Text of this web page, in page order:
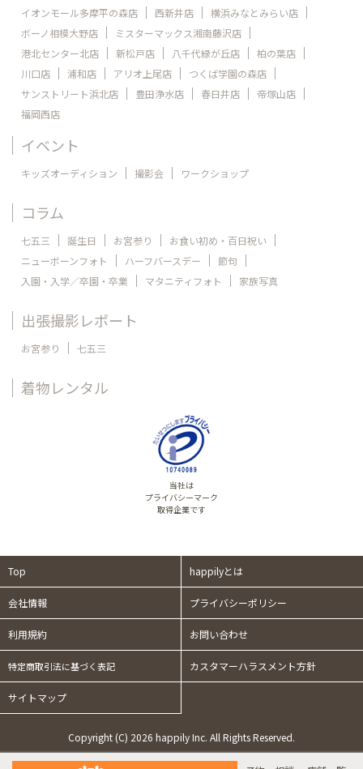
イオンモール多摩平の森店
西新井店
横浜みなとみらい店
ボーノ相模大野店
ミスターマックス湘南藤沢店
港北センター北店
新松戸店 八千代緑が丘店
柏の葉店
川口店
浦和店 アリオ上尾店
つくば学園の森店
サンストリート浜北店
豊田浄水店 春日井店
帝塚山店
福岡西店
イベント
キッズオーディション 撮影会 ワークショップ
コラム
七五三 誕生日 お宮参り
お食い初め・百日祝い
ニューボーンフォト
ハーフバースデー
節句
入園・入学／卒園・卒業
マタニティフォト 家族写真
出張撮影レポート
お宮参り 七五三
着物レンタル
当社は
プライバシーマーク
取得企業です
Top happilyとは
会社情報 プライバシーポリシー
利用規約 お問い合わせ
特定商取引法に基づく表記 カスタマーハラスメント方針
サイトマップ
Copyright (C) 2026 happily Inc. All Rights Reserved.